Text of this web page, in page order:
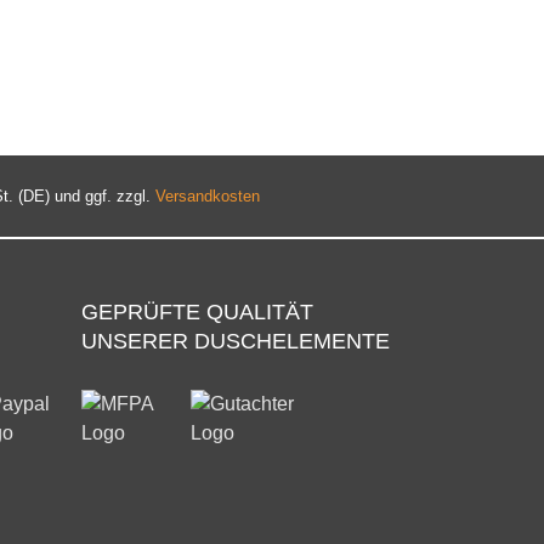
(DE) und ggf. zzgl. Versandkosten
GEPRÜFTE QUALITÄT
UNSERER DUSCHELEMENTE